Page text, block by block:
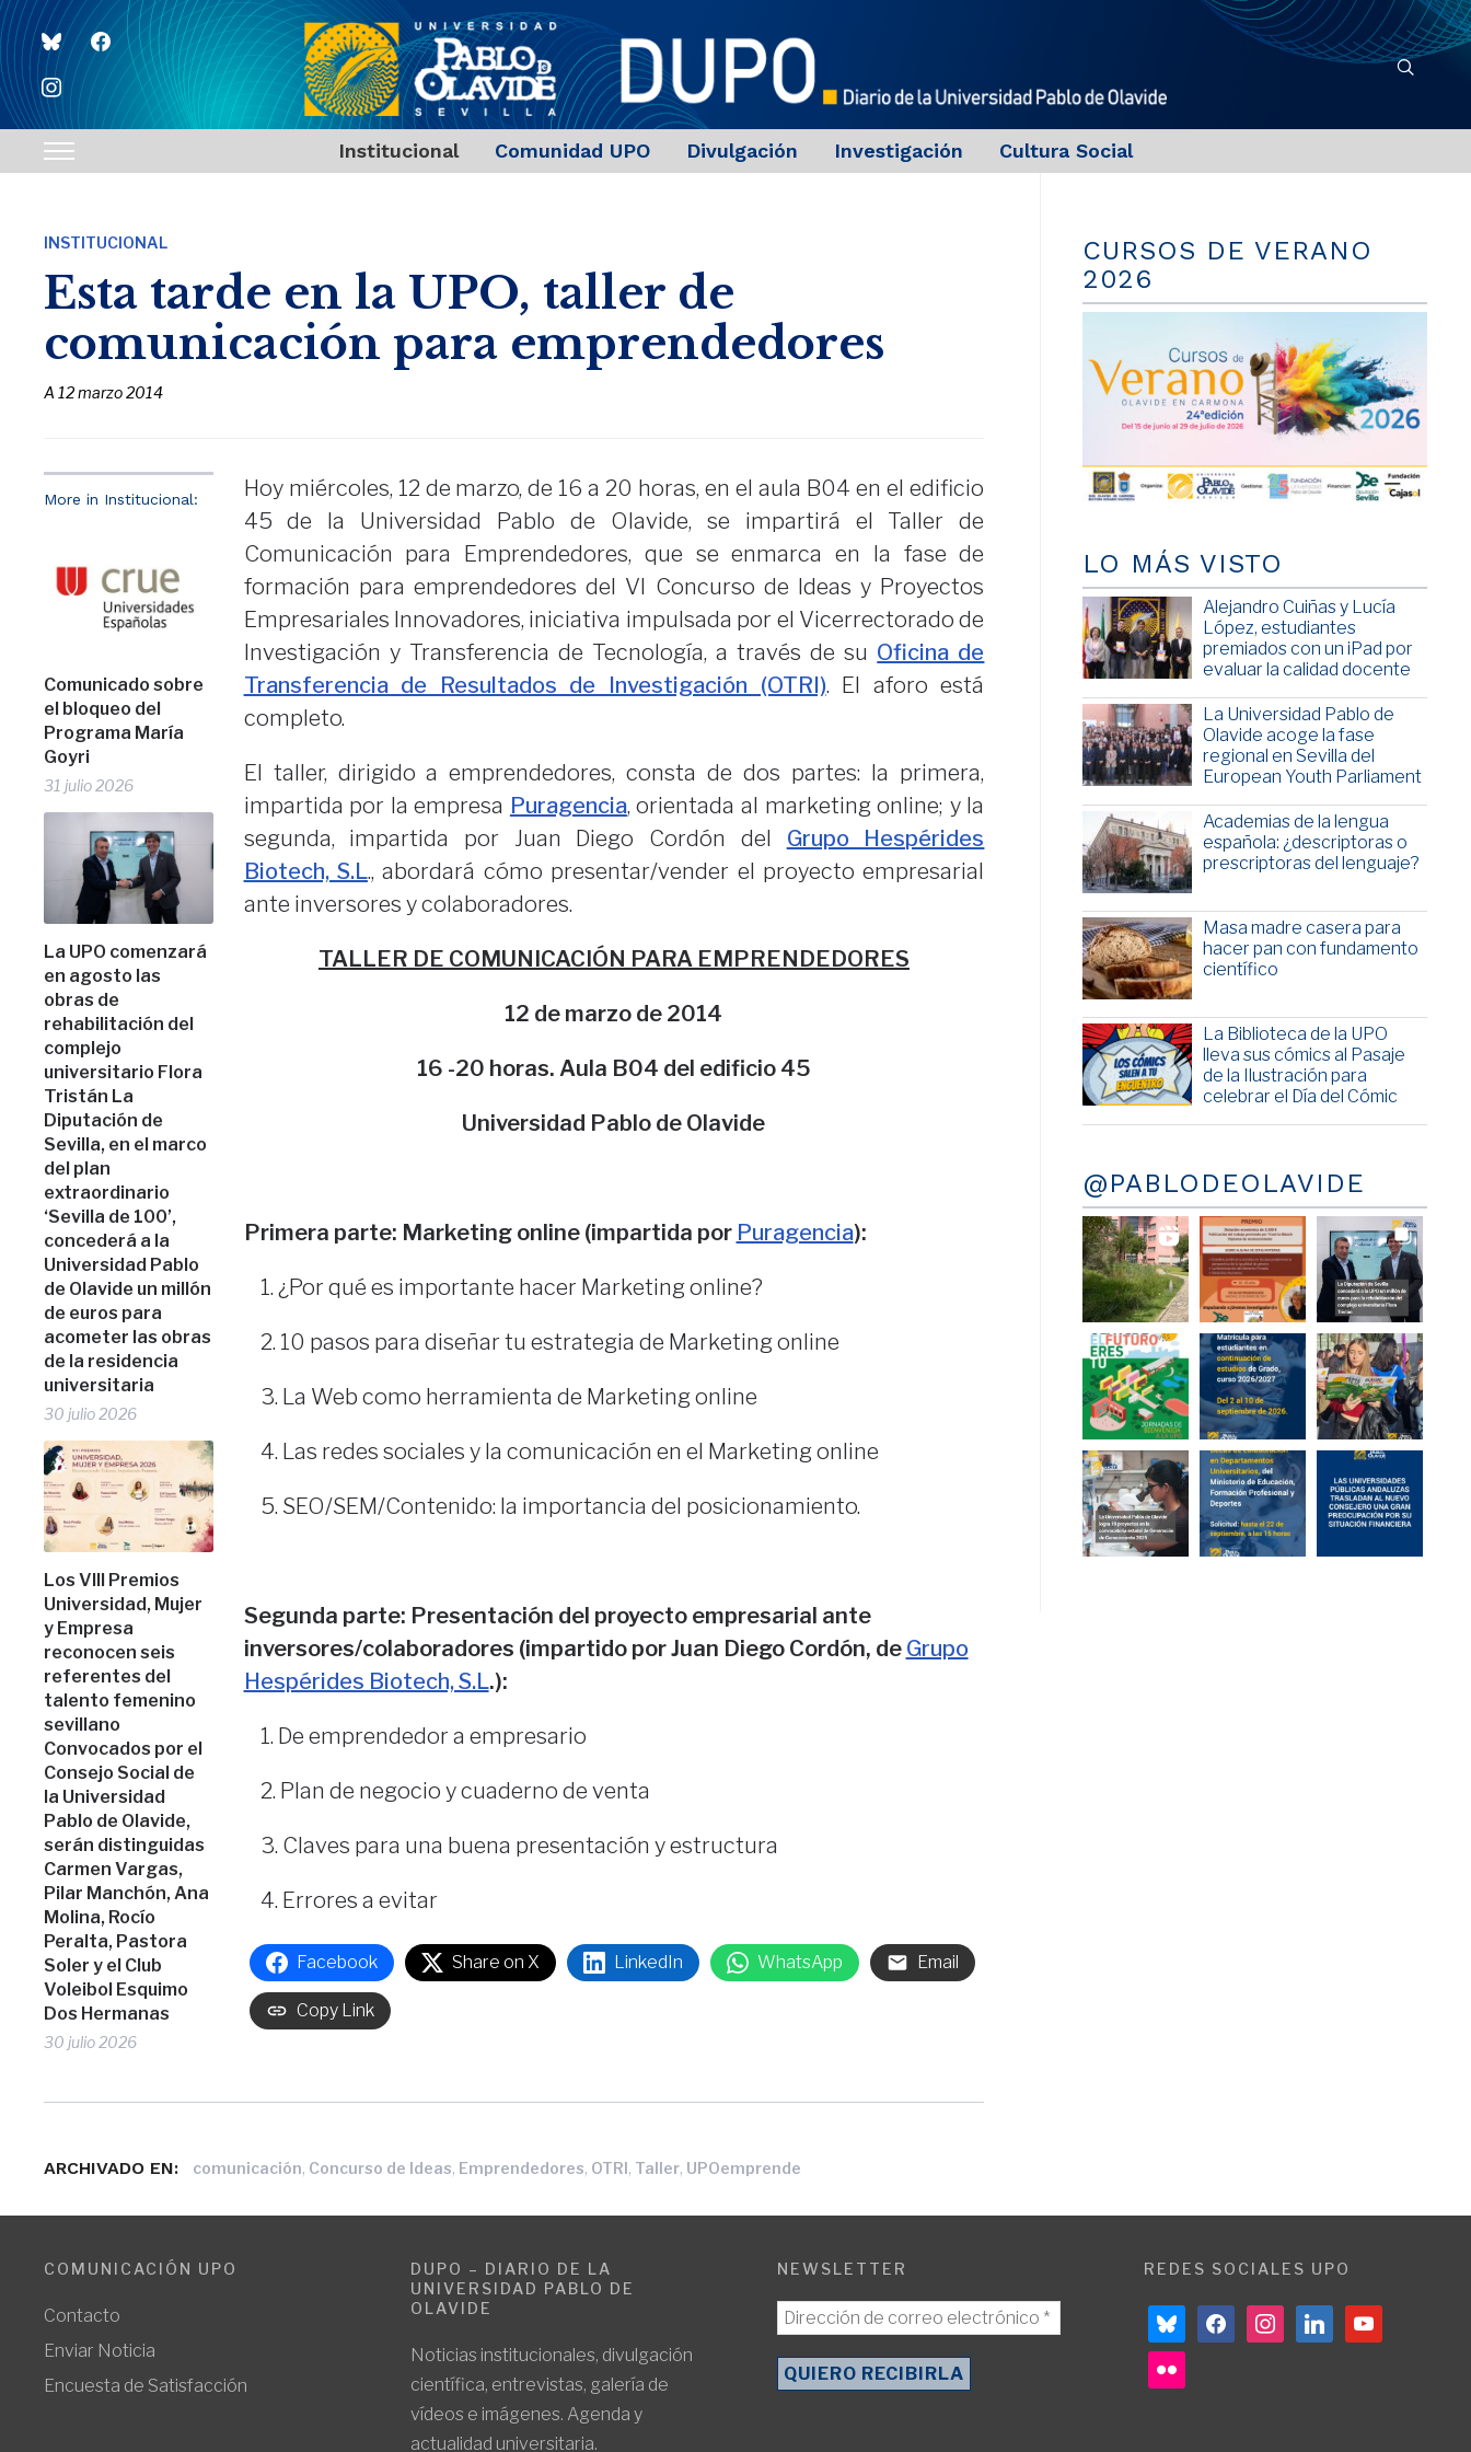
blueskyfacebook
instagram
Toggle
navigation
Institucional Comunidad UPO Divulgación Investigación Cultura Social
INSTITUCIONAL
Esta tarde en la UPO, taller de
comunicación para emprendedores
A 12 marzo 2014
More in Institucional:
Comunicado sobre
el bloqueo del
Programa María
Goyri
31 julio 2026
La UPO comenzará
en agosto las
obras de
rehabilitación del
complejo
universitario Flora
Tristán La
Diputación de
Sevilla, en el marco
del plan
extraordinario
‘Sevilla de 100’,
concederá a la
Universidad Pablo
de Olavide un millón
de euros para
acometer las obras
de la residencia
universitaria
30 julio 2026
Los VIII Premios
Universidad, Mujer
y Empresa
reconocen seis
referentes del
talento femenino
sevillano
Convocados por el
Consejo Social de
la Universidad
Pablo de Olavide,
serán distinguidas
Carmen Vargas,
Pilar Manchón, Ana
Molina, Rocío
Peralta, Pastora
Soler y el Club
Voleibol Esquimo
Dos Hermanas
30 julio 2026
Hoy miércoles, 12 de marzo, de 16 a 20 horas, en el aula B04 en el edificio
45 de la Universidad Pablo de Olavide, se impartirá el Taller de
Comunicación para Emprendedores, que se enmarca en la fase de
formación para emprendedores del VI Concurso de Ideas y Proyectos
Empresariales Innovadores, iniciativa impulsada por el Vicerrectorado de
Investigación y Transferencia de Tecnología, a través de su Oficina de
Transferencia de Resultados de Investigación (OTRI). El aforo está
completo.
El taller, dirigido a emprendedores, consta de dos partes: la primera,
impartida por la empresa Puragencia, orientada al marketing online; y la
segunda, impartida por Juan Diego Cordón del Grupo Hespérides
Biotech, S.L., abordará cómo presentar/vender el proyecto empresarial
ante inversores y colaboradores.
TALLER DE COMUNICACIÓN PARA EMPRENDEDORES
12 de marzo de 2014
16 -20 horas. Aula B04 del edificio 45
Universidad Pablo de Olavide
Primera parte: Marketing online (impartida por Puragencia):
¿Por qué es importante hacer Marketing online?
10 pasos para diseñar tu estrategia de Marketing online
La Web como herramienta de Marketing online
Las redes sociales y la comunicación en el Marketing online
SEO/SEM/Contenido: la importancia del posicionamiento.
Segunda parte: Presentación del proyecto empresarial ante
inversores/colaboradores (impartido por Juan Diego Cordón, de Grupo
Hespérides Biotech, S.L.):
De emprendedor a empresario
Plan de negocio y cuaderno de venta
Claves para una buena presentación y estructura
Errores a evitar
Facebook Share on X LinkedIn WhatsApp Email
Copy Link
ARCHIVADO EN: comunicación, Concurso de Ideas, Emprendedores, OTRI, Taller, UPOemprende
CURSOS DE VERANO
2026
LO MÁS VISTO
Alejandro Cuiñas y Lucía
López, estudiantes
premiados con un iPad por
evaluar la calidad docente
La Universidad Pablo de
Olavide acoge la fase
regional en Sevilla del
European Youth Parliament
Academias de la lengua
española: ¿descriptoras o
prescriptoras del lenguaje?
Masa madre casera para
hacer pan con fundamento
científico
La Biblioteca de la UPO
lleva sus cómics al Pasaje
de la Ilustración para
celebrar el Día del Cómic
@PABLODEOLAVIDE
COMUNICACIÓN UPO
Contacto
Enviar Noticia
Encuesta de Satisfacción
DUPO – DIARIO DE LA
UNIVERSIDAD PABLO DE
OLAVIDE
Noticias institucionales, divulgación
científica, entrevistas, galería de
vídeos e imágenes. Agenda y
actualidad universitaria.
NEWSLETTER REDES SOCIALES UPO
blueskyfacebookinstagramlinkedin youtube
flickr